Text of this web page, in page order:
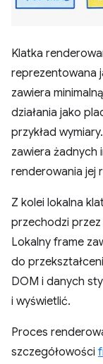
Klatka
reprezentowana
zawiera
działania jako
przykład
zawiera
renderowania jej
Z kolei lokalna
przechodzi
Lokalny frame
do
DOM i danych
i wyświetlić.
Proces
szczegółowości